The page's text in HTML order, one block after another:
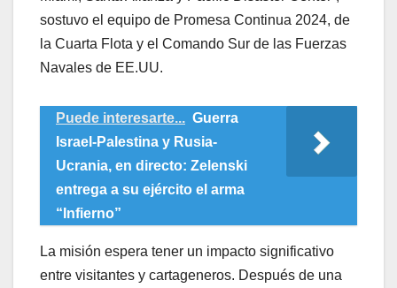
sostuvo el equipo de Promesa Continua 2024, de
la Cuarta Flota y el Comando Sur de las Fuerzas
Navales de EE.UU.
Puede interesarte... Guerra
Israel-Palestina y Rusia-
Ucrania, en directo: Zelenski
entrega a su ejército el arma
“Infierno”
La misión espera tener un impacto significativo
entre visitantes y cartageneros. Después de una